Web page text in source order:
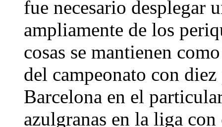
fue necesario desplegar
ampliamente de los
cosas se mantienen
del campeonato con
Barcelona en el
azulgranas en la liga